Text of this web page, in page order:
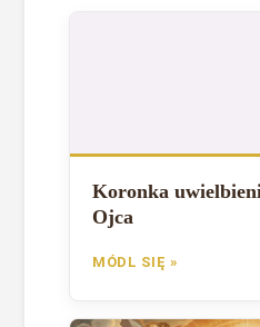
Koronka
Ojca
MÓDL SIĘ »